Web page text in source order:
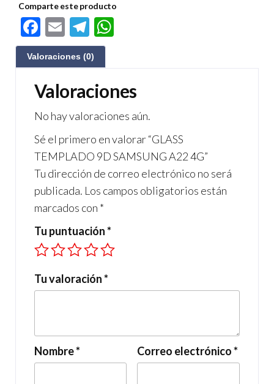
Comparte este producto
F
ac
e
b
o
o
k
E
m
ail
Te
le
gr
a
m
s
A
p
p
Valoraciones (0)
Valoraciones
No hay valoraciones aún.
Sé el primero en valorar “GLASS
TEMPLADO 9D SAMSUNG A22 4G”
Tu dirección de correo electrónico no será
publicada. Los campos obligatorios están
marcados con *
Tu puntuación*
Tu valoración*
Nombre* Correo electrónico*